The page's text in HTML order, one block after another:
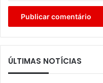
ÚLTIMAS NOTÍCIAS